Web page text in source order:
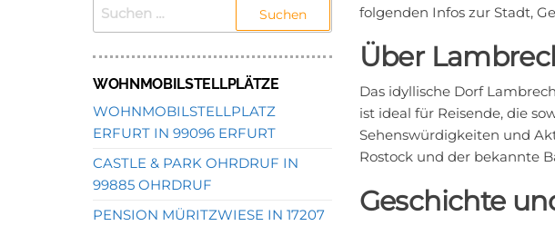
folgenden Infos zur Stadt,
Über
Das idyllische Dorf
ist ideal für Reisende, die
Sehenswürdigkeiten und
Rostock und der bekannte
Geschichte
SUCHEN
WOHNMOBILSTELLPLÄTZE
WOHNMOBILSTELLPLATZ
ERFURT IN 99096 ERFURT
CASTLE & PARK OHRDRUF IN
99885 OHRDRUF
PENSION MÜRITZWIESE IN 17207